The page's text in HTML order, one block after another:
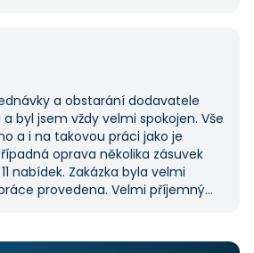
práce.
a obstarání dodavatele
byl jsem vždy velmi spokojen. Vše
a i na takovou práci jako je
oprava několika zásuvek
nabídek. Zakázka byla velmi
provedena. Velmi příjemný
plně spolehnout.